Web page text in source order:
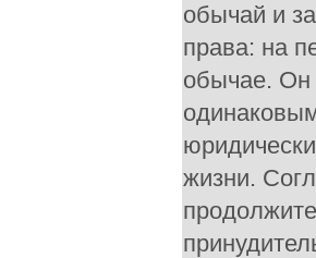
обычай и
права: на
обычае. Он
жизни.